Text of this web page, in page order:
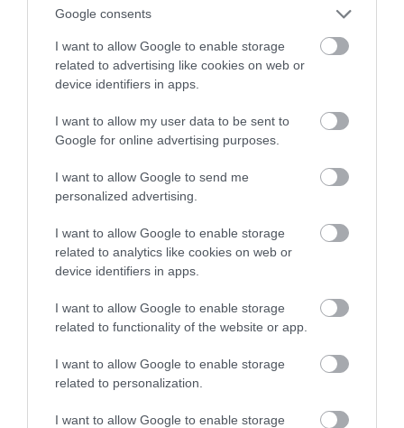
Google consents
I want to allow Google to enable storage
related to advertising like cookies on web or
device identifiers in apps.
I want to allow my user data to be sent to
Google for online advertising purposes.
I want to allow Google to send me
personalized advertising.
I want to allow Google to enable storage
related to analytics like cookies on web or
device identifiers in apps.
I want to allow Google to enable storage
related to functionality of the website or app.
I want to allow Google to enable storage
related to personalization.
I want to allow Google to enable storage